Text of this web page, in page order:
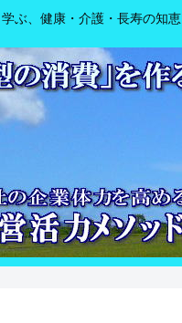
ぶ、健康・介護・長寿の知恵